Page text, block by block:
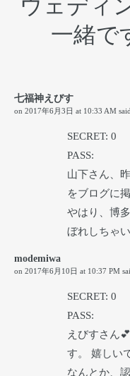
ウェディ
一緒で
七福神えびす
on 2017年6月3日 at 10:33 AM
SECRET: 0
PASS:
山下さん、
をブログに
やはり、博
ぼれしちゃい
modemiwa
on 2017年6月10日 at 10:37 PM
SECRET: 0
PASS:
えびすさん
す。 嬉しい
なんとか、